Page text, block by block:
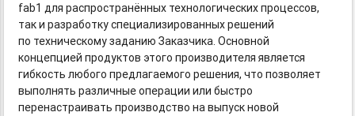
fab1 для распространённых технологических процессов,
так и разработку специализированных решений
по техническому заданию Заказчика. Основной
концепцией продуктов этого производителя является
гибкость любого предлагаемого решения, что позволяет
выполнять различные операции или быстро
перенастраивать производство на выпуск новой